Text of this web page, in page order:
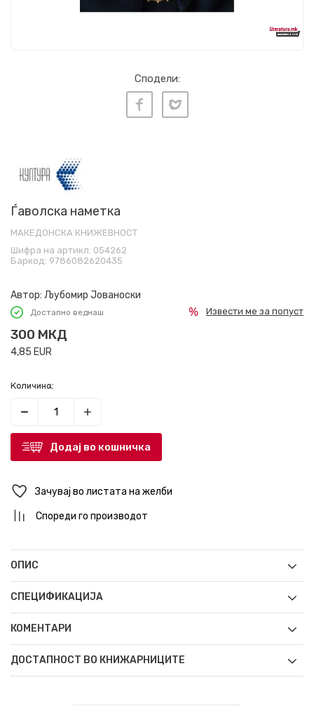
Сподели:
Ѓаволска наметка
МАКЕДОНСКА КНИЖЕВНОСТ
Шифра на артикл: 054262
Баркод: 9786082620435
Автор: Љубомир Јованоски
Достапно веднаш
300 МКД
4,85 EUR
Извести ме за попуст
Количина:
Додај во кошничка
Зачувај во листата на желби
Спореди го производот
ОПИС
СПЕЦИФИКАЦИЈА
КОМЕНТАРИ
ДОСТАПНОСТ ВО КНИЖАРНИЦИТЕ